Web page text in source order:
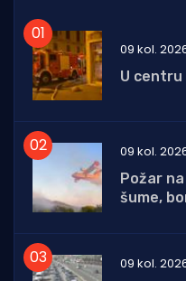
09 kol.
U
09 kol.
Požar
šume,
09 kol.